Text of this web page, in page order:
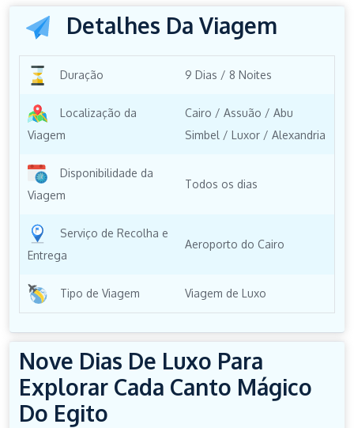
Detalhes Da Viagem
Duração 9 Dias / 8 Noites
Localização da
Viagem
Cairo / Assuão / Abu
Simbel / Luxor / Alexandria
Disponibilidade da
Viagem
Todos os dias
Serviço de Recolha e
Entrega
Aeroporto do Cairo
Tipo de Viagem Viagem de Luxo
Nove Dias De Luxo Para
Explorar Cada Canto Mágico
Do Egito